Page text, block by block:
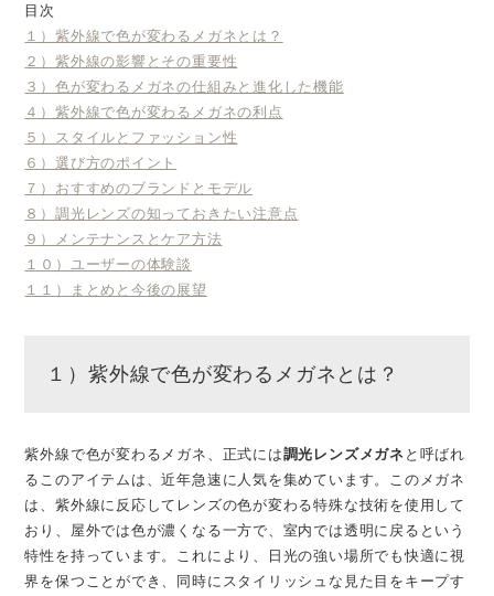
目次
１）紫外線で色が変わるメガネとは？
２）紫外線の影響とその重要性
３）色が変わるメガネの仕組みと進化した機能
４）紫外線で色が変わるメガネの利点
５）スタイルとファッション性
６）選び方のポイント
７）おすすめのブランドとモデル
８）調光レンズの知っておきたい注意点
９）メンテナンスとケア方法
１０）ユーザーの体験談
１１）まとめと今後の展望
１）紫外線で色が変わるメガネとは？
紫外線で色が変わるメガネ、正式には調光レンズメガネ と呼ばれ
るこのアイテムは、近年急速に人気を集めています。このメガネ
は、紫外線に反応してレンズの色が変わる特殊な技術を使用して
おり、屋外では色が濃くなる一方で、室内では透明に戻るという
特性を持っています。これにより、日光の強い場所でも快適に視
界を保つことができ、同時にスタイリッシュな見た目をキープす